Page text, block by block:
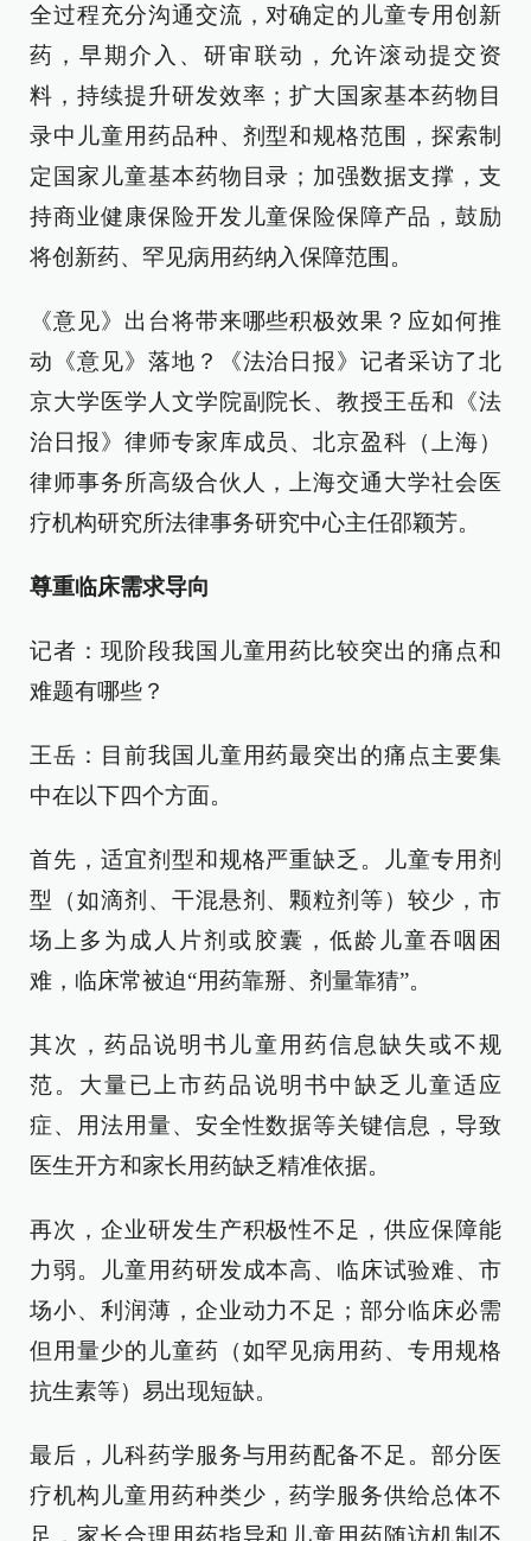
全过程充分沟通交流，对确定的儿童专用创新
药，早期介入、研审联动，允许滚动提交资
料，持续提升研发效率；扩大国家基本药物目
录中儿童用药品种、剂型和规格范围，探索制
定国家儿童基本药物目录；加强数据支撑，支
持商业健康保险开发儿童保险保障产品，鼓励
将创新药、罕见病用药纳入保障范围。
《意见》出台将带来哪些积极效果？应如何推
动《意见》落地？《法治日报》记者采访了北
京大学医学人文学院副院长、教授王岳和《法
治日报》律师专家库成员、北京盈科（上海）
律师事务所高级合伙人，上海交通大学社会医
疗机构研究所法律事务研究中心主任邵颖芳。
尊重临床需求导向
记者：现阶段我国儿童用药比较突出的痛点和
难题有哪些？
王岳：目前我国儿童用药最突出的痛点主要集
中在以下四个方面。
首先，适宜剂型和规格严重缺乏。儿童专用剂
型（如滴剂、干混悬剂、颗粒剂等）较少，市
场上多为成人片剂或胶囊，低龄儿童吞咽困
难，临床常被迫“用药靠掰、剂量靠猜”。
其次，药品说明书儿童用药信息缺失或不规
范。大量已上市药品说明书中缺乏儿童适应
症、用法用量、安全性数据等关键信息，导致
医生开方和家长用药缺乏精准依据。
再次，企业研发生产积极性不足，供应保障能
力弱。儿童用药研发成本高、临床试验难、市
场小、利润薄，企业动力不足；部分临床必需
但用量少的儿童药（如罕见病用药、专用规格
抗生素等）易出现短缺。
最后，儿科药学服务与用药配备不足。部分医
疗机构儿童用药种类少，药学服务供给总体不